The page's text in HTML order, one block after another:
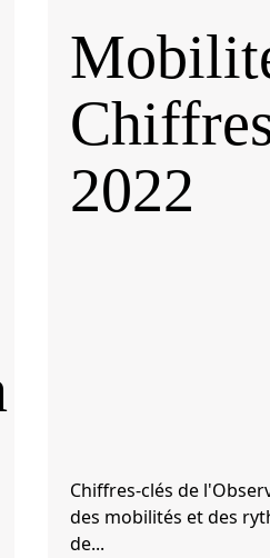
2022
Chiffres-clés de
des mobilités et des
de...